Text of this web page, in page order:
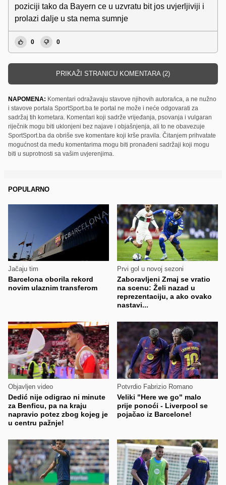
poziciji tako da Bayern ce u uzvratu bit jos uvjerljiviji i
prolazi dalje u sta nema sumnje
0 0
PRIKAŽI STRANICU KOMENTARA (2)
NAPOMENA: Komentari odražavaju stavove njihovih autora/ica, a ne nužno
i stavove portala SportSport.ba te portal ne može i neće odgovarati za
sadržaj tih kometara. Komentari koji sadrže vrijeđanja, psovanja i vulgaran
riječnik mogu biti uklonjeni bez najave i objašnjenja, ali to ne obavezuje
SportSport.ba da obriše sve komentare koji krše pravila. Čitanjem prihvatate
mogućnost da među komentarima mogu biti pronađeni sadržaji koji mogu
biti u suprotnosti sa vašim uvjerenjima.
POPULARNO
Jačaju tim
Barcelona oborila rekord
novim ulaznim transferom
Prvi gol u novoj sezoni
Zaboravljeni Zmaj se vratio
na scenu: Želi nazad u
reprezentaciju, a ako ovako
nastavi...
Objavljen video
Dedić nije odigrao ni minute
za Benficu, pa na kraju
napravio potez zbog kojeg je
u centru pažnje!
Potvrdio Fabrizio Romano
Veliki "Here we go" malo
prije ponoći - Liverpool se
pojačao iz Barcelone!